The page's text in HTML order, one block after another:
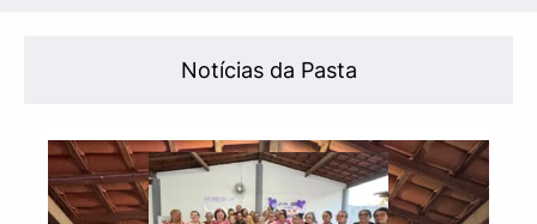
Notícias da Pasta